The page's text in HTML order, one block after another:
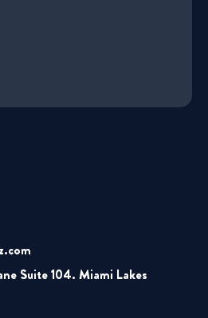
Suite 104. Miami Lakes